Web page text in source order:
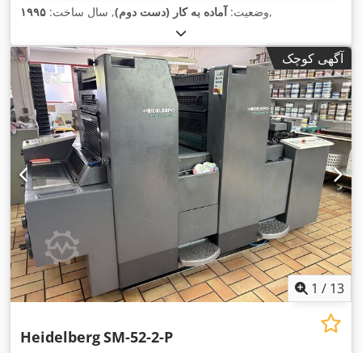
وضعیت:آماده به کار (دست دوم), سال ساخت: ۱۹۹۵ ,
آگهی کوچک
1 / 13
HeidelbergSM-52-2-P